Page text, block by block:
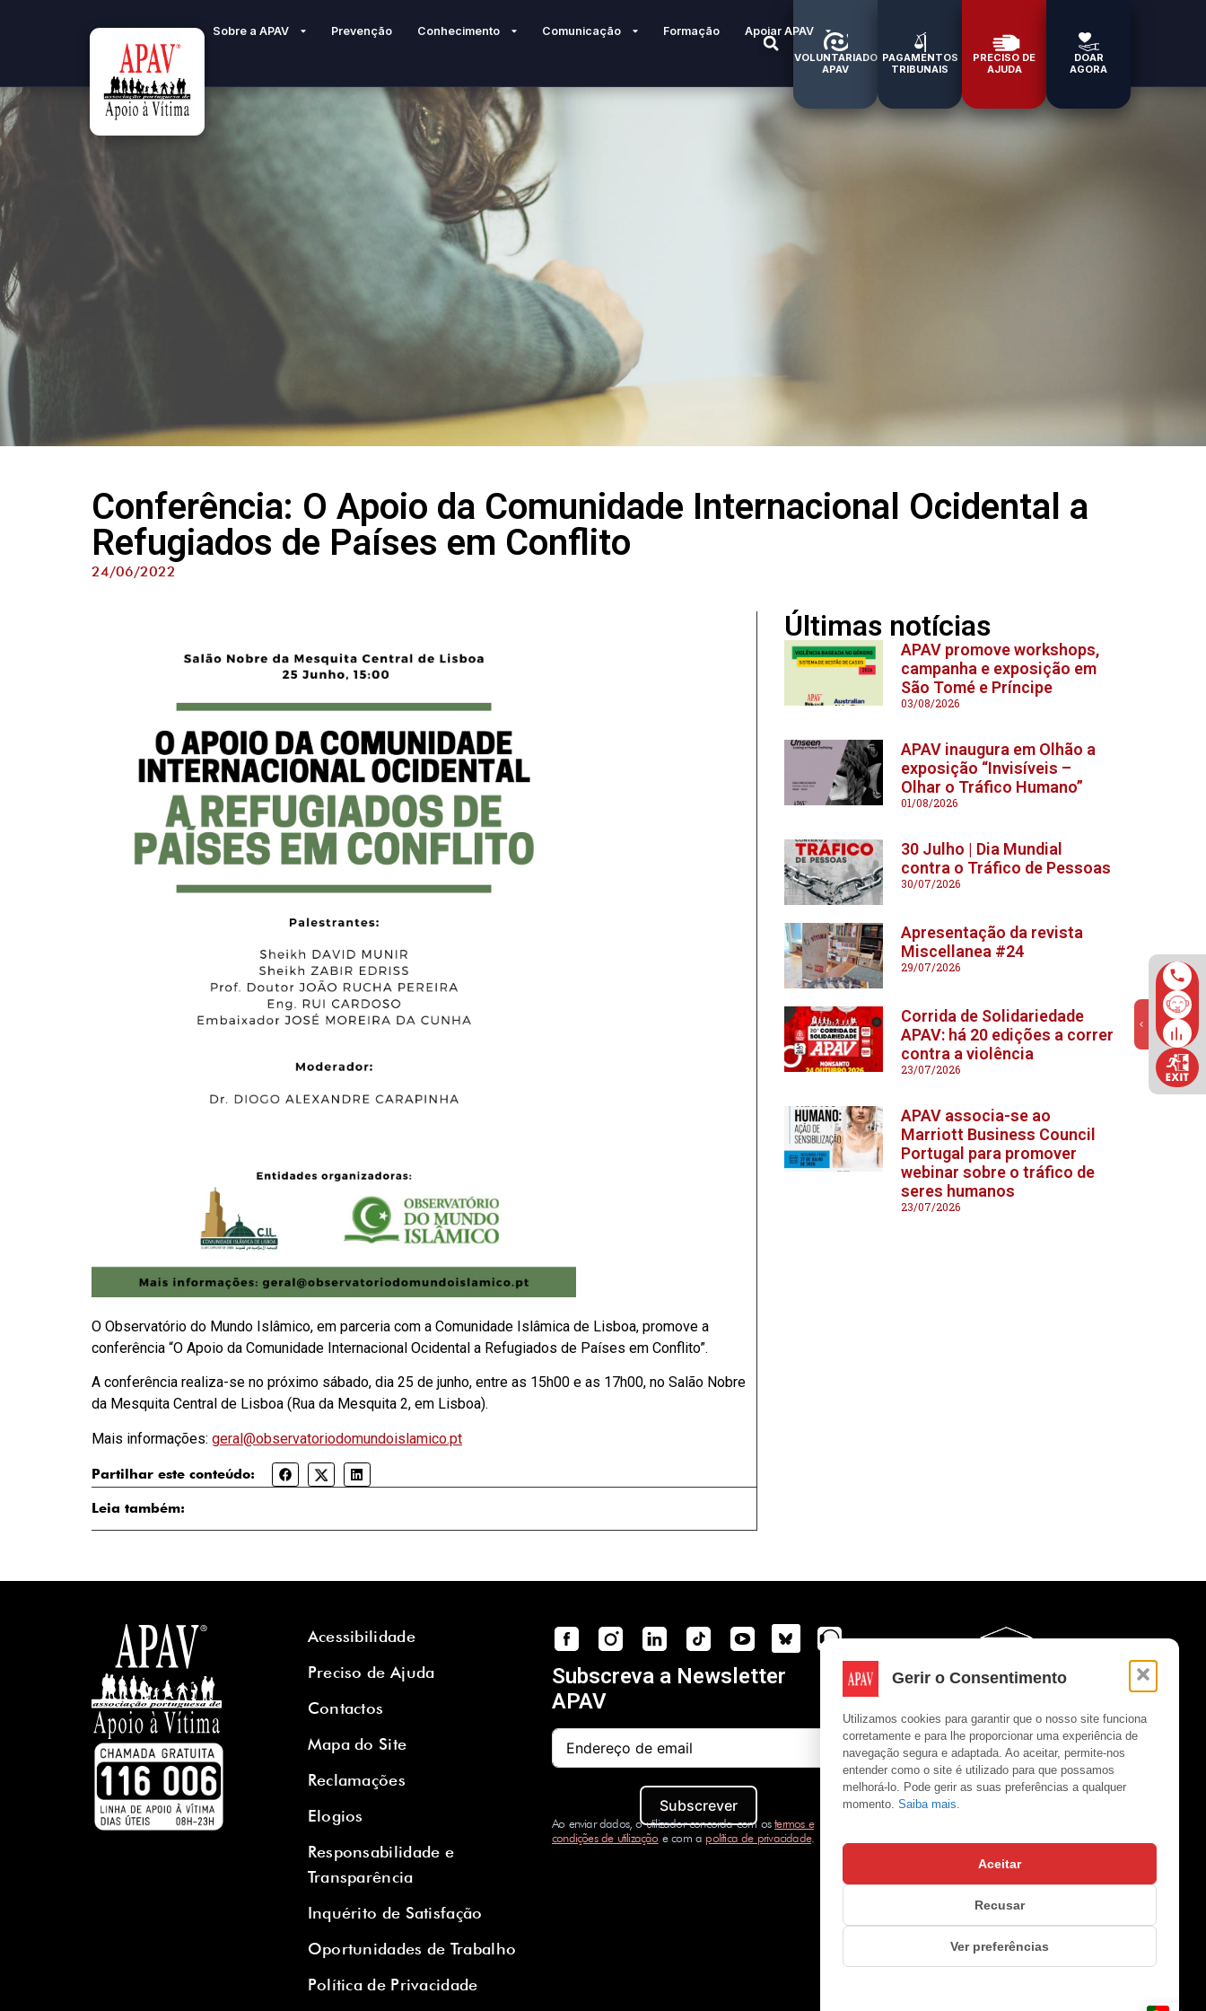
Gerir o Consentimento
Utilizamos cookies para garantir que o nosso site funciona
corretamente e para lhe proporcionar uma experiência de
navegação segura e adaptada. Ao aceitar, permite-nos
entender como o site é utilizado para que possamos
melhorá-lo. Pode gerir as suas preferências a qualquer
momento. Saiba mais.
Aceitar
Recusar
Ver preferências
Sobre a APAV Prevenção Conhecimento Comunicação Formação Apoiar APAV
VOLUNTARIADO
APAV
PAGAMENTOS
TRIBUNAIS
PRECISO DE
AJUDA
DOAR
AGORA
Conferência: O Apoio da Comunidade Internacional Ocidental a
Refugiados de Países em Conflito
24/06/2022
O Observatório do Mundo Islâmico, em parceria com a Comunidade Islâmica de Lisboa, promove a
conferência “O Apoio da Comunidade Internacional Ocidental a Refugiados de Países em Conflito”.
A conferência realiza-se no próximo sábado, dia 25 de junho, entre as 15h00 e as 17h00, no Salão Nobre
da Mesquita Central de Lisboa (Rua da Mesquita 2, em Lisboa).
Mais informações: geral@observatoriodomundoislamico.pt
Partilhar este conteúdo:
Leia também:
Últimas notícias
APAV promove workshops,
campanha e exposição em
São Tomé e Príncipe
03/08/2026
APAV inaugura em Olhão a
exposição “Invisíveis –
Olhar o Tráfico Humano”
01/08/2026
30 Julho | Dia Mundial
contra o Tráfico de Pessoas
30/07/2026
Apresentação da revista
Miscellanea #24
29/07/2026
Corrida de Solidariedade
APAV: há 20 edições a correr
contra a violência
23/07/2026
APAV associa-se ao
Marriott Business Council
Portugal para promover
webinar sobre o tráfico de
seres humanos
23/07/2026
Acessibilidade
Preciso de Ajuda
Contactos
Mapa do Site
Reclamações
Elogios
Responsabilidade e
Transparência
Inquérito de Satisfação
Oportunidades de Trabalho
Política de Privacidade
Subscreva a Newsletter
APAV
Subscrever
Ao enviar dados, o utilizador concorda com ostermos e
condições de utilizaçãoe com a política de privacidade.
Copyright © APAV 2026